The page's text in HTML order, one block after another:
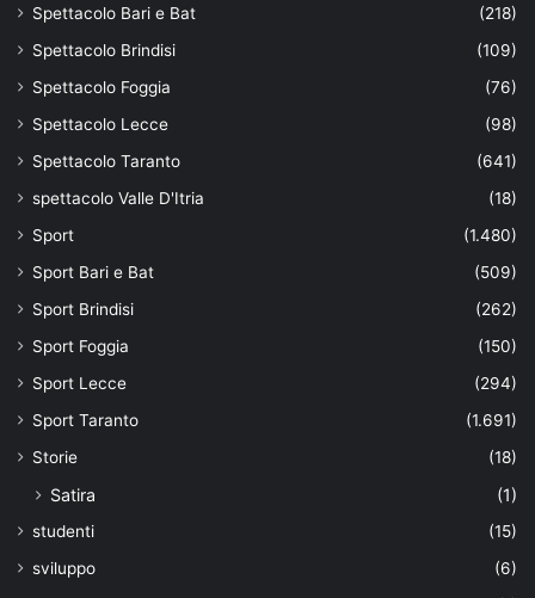
Spettacolo Bari e Bat
(218)
Spettacolo Brindisi
(109)
Spettacolo Foggia
(76)
Spettacolo Lecce
(98)
Spettacolo Taranto
(641)
spettacolo Valle D'Itria
(18)
Sport
(1.480)
Sport Bari e Bat
(509)
Sport Brindisi
(262)
Sport Foggia
(150)
Sport Lecce
(294)
Sport Taranto
(1.691)
Storie
(18)
Satira (1)
studenti
(15)
sviluppo
(6)